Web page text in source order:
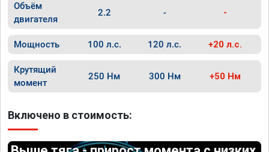
Объём
двигателя
2.2 - -
Мощность 100 л.с. 120 л.с. +20 л.с.
Крутящий
момент
250 Нм 300 Нм +50 Нм
Включено в стоимость: